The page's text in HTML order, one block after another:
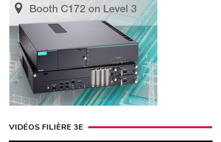
VIDÉOS FILIÈRE 3E